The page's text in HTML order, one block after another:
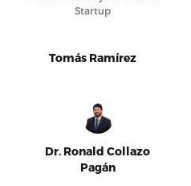
Startup
Tomás Ramírez
Dr. Ronald Collazo
Pagán